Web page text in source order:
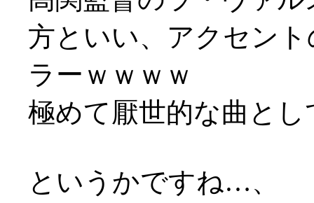
方といい、アクセン
ラーｗｗｗｗ
極めて厭世的な曲と
というかですね…、